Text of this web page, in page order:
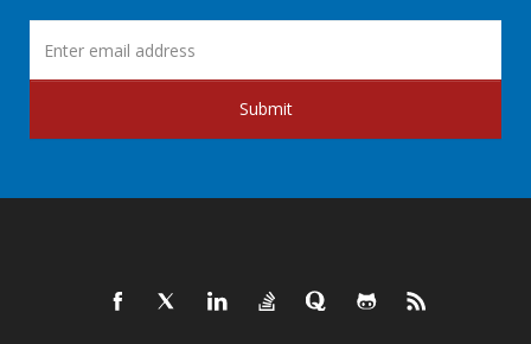
Submit